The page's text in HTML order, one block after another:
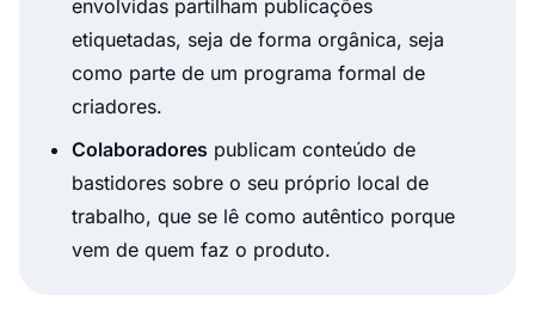
envolvidas partilham publicações
etiquetadas, seja de forma orgânica, seja
como parte de um programa formal de
criadores.
Colaboradores publicam conteúdo de
bastidores sobre o seu próprio local de
trabalho, que se lê como autêntico porque
vem de quem faz o produto.